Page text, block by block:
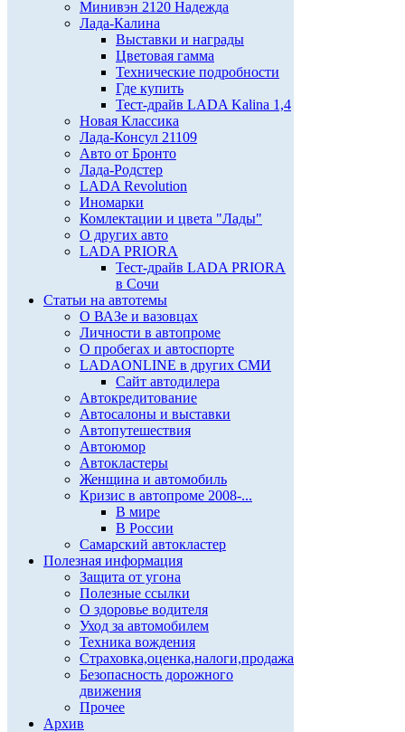
Минивэн 2120 Надежда
Лада-Калина
Выставки и награды
Цветовая гамма
Технические подробности
Где купить
Тест-драйв LADA Kalina 1,4
Новая Классика
Лада-Консул 21109
Авто от Бронто
Лада-Родстер
LADA Revolution
Иномарки
Комлектации и цвета "Лады"
О других авто
LADA PRIORA
Тест-драйв LADA PRIORA
в Сочи
Статьи на автотемы
О ВАЗе и вазовцах
Личности в автопроме
О пробегах и автоспорте
LADAONLINE в других СМИ
Сайт автодилера
Автокредитование
Автосалоны и выставки
Автопутешествия
Автоюмор
Автокластеры
Женщина и автомобиль
Кризис в автопроме 2008-...
В мире
В России
Самарский автокластер
Полезная информация
Защита от угона
Полезные ссылки
О здоровье водителя
Уход за автомобилем
Техника вождения
Страховка,оценка,налоги,продажа
Безопасность дорожного
движения
Прочее
Архив